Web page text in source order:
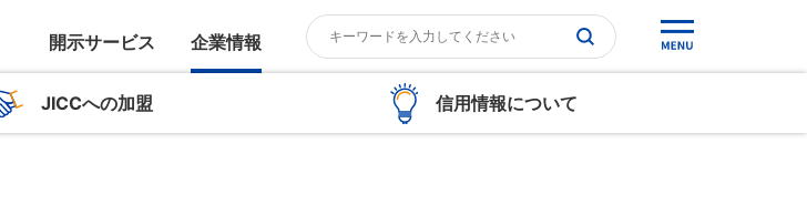
開示サービス 企業情報
JICCへの加盟 信用情報について